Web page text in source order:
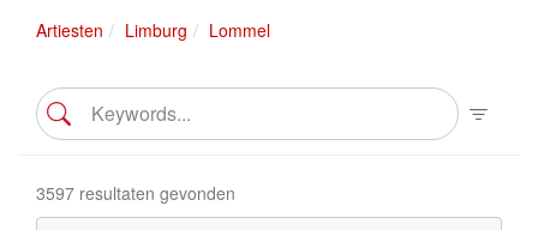
Artiesten Limburg Lommel
3597 resultaten gevonden